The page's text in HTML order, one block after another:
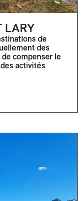
LARY
de
des
compenser le
activités